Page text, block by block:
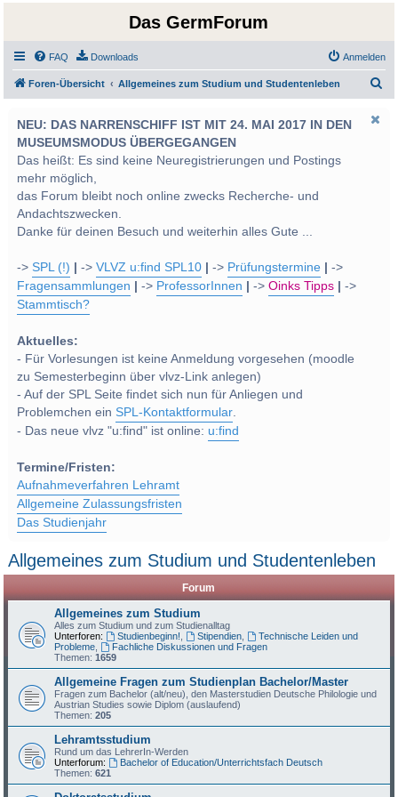
Das GermForum
FAQ Downloads Anmelden
Foren-Übersicht Allgemeines zum Studium und Studentenleben
NEU: DAS NARRENSCHIFF IST MIT 24. MAI 2017 IN DEN
MUSEUMSMODUS ÜBERGEGANGEN
Das heißt: Es sind keine Neuregistrierungen und Postings
mehr möglich,
das Forum bleibt noch online zwecks Recherche- und
Andachtszwecken.
Danke für deinen Besuch und weiterhin alles Gute ...
->SPL (!) ->VLVZ u:find SPL10 -> Prüfungstermine
->
Fragensammlungen
-> ProfessorInnen ->Oinks Tipps
->
Stammtisch?
Aktuelles:
- Für Vorlesungen ist keine Anmeldung vorgesehen (moodle
zu Semesterbeginn über vlvz-Link anlegen)
- Auf der SPL Seite findet sich nun für Anliegen und
Problemchen einSPL-Kontaktformular.
- Das neue vlvz "u:find" ist online: u:find
Termine/Fristen:
Aufnahmeverfahren Lehramt
Allgemeine Zulassungsfristen
Das Studienjahr
Allgemeines zum Studium und Studentenleben
Forum
Allgemeines zum Studium
Alles zum Studium und zum Studienalltag
Unterforen:
Studienbeginn! Stipendien
Technische Leiden und
Probleme
Fachliche Diskussionen und Fragen
Themen:1659
Allgemeine Fragen zum Studienplan Bachelor/Master
Fragen zum Bachelor (alt/neu), den Masterstudien Deutsche Philologie und
Austrian Studies sowie Diplom (auslaufend)
Themen:205
Lehramtsstudium
Rund um das LehrerIn-Werden
Unterforum:
Bachelor of Education/Unterrichtsfach Deutsch
Themen:621